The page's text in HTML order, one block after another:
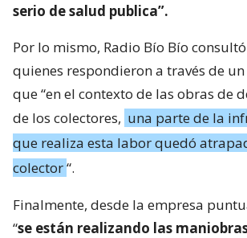
serio de salud publica”.
Por lo mismo, Radio Bío Bío
quienes respondieron a través de
que “en el contexto de las obras de
de los colectores, una parte de la
que realiza esta labor quedó
colector“.
Finalmente, desde la empresa
“se están realizando las